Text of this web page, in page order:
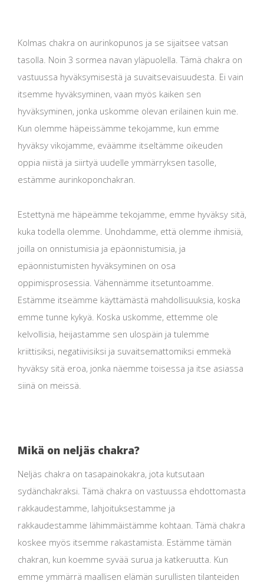
Kolmas chakra on aurinkopunos ja se sijaitsee vatsan
tasolla. Noin 3 sormea ​​navan yläpuolella. Tämä chakra on
vastuussa hyväksymisestä ja suvaitsevaisuudesta. Ei vain
itsemme hyväksyminen, vaan myös kaiken sen
hyväksyminen, jonka uskomme olevan erilainen kuin me.
Kun olemme häpeissämme tekojamme, kun emme
hyväksy vikojamme, eväämme itseltämme oikeuden
oppia niistä ja siirtyä uudelle ymmärryksen tasolle,
estämme aurinkoponchakran.
Estettynä me häpeämme tekojamme, emme hyväksy sitä,
kuka todella olemme. Unohdamme, että olemme ihmisiä,
joilla on onnistumisia ja epäonnistumisia, ja
epäonnistumisten hyväksyminen on osa
oppimisprosessia. Vähennämme itsetuntoamme.
Estämme itseämme käyttämästä mahdollisuuksia, koska
emme tunne kykyä. Koska uskomme, ettemme ole
kelvollisia, heijastamme sen ulospäin ja tulemme
kriittisiksi, negatiivisiksi ja suvaitsemattomiksi emmekä
hyväksy sitä eroa, jonka näemme toisessa ja itse asiassa
siinä on meissä.
Mikä on neljäs chakra?
Neljäs chakra on tasapainokakra, jota kutsutaan
sydänchakraksi. Tämä chakra on vastuussa ehdottomasta
rakkaudestamme, lahjoituksestamme ja
rakkaudestamme lähimmäistämme kohtaan. Tämä chakra
koskee myös itsemme rakastamista. Estämme tämän
chakran, kun koemme syvää surua ja katkeruutta. Kun
emme ymmärrä maallisen elämän surullisten tilanteiden